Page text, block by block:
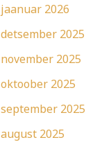
jaanuar 2026
detsember 2025
november 2025
oktoober 2025
september 2025
august 2025